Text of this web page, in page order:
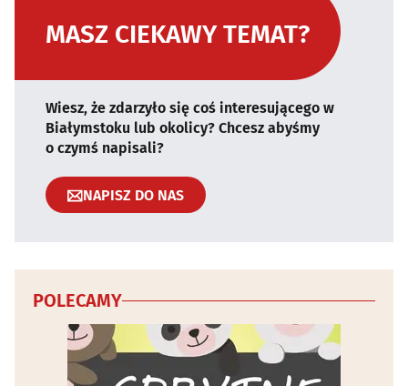
MASZ CIEKAWY TEMAT?
Wiesz, że zdarzyło się coś interesującego w
Białymstoku lub okolicy? Chcesz abyśmy
o czymś napisali?
NAPISZ DO NAS
POLECAMY